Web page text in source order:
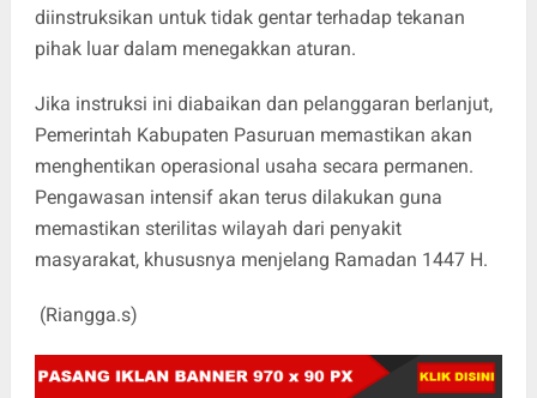
diinstruksikan untuk tidak gentar terhadap tekanan
pihak luar dalam menegakkan aturan.
Jika instruksi ini diabaikan dan pelanggaran berlanjut,
Pemerintah Kabupaten Pasuruan memastikan akan
menghentikan operasional usaha secara permanen.
Pengawasan intensif akan terus dilakukan guna
memastikan sterilitas wilayah dari penyakit
masyarakat, khususnya menjelang Ramadan 1447 H.
(Riangga.s)